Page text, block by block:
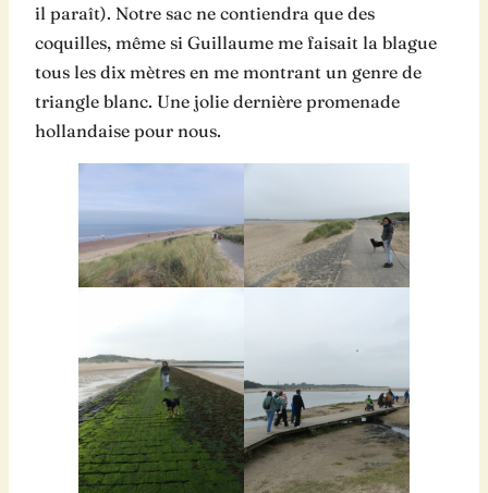
il paraît). Notre sac ne contiendra que des
coquilles, même si Guillaume me faisait la blague
tous les dix mètres en me montrant un genre de
triangle blanc. Une jolie dernière promenade
hollandaise pour nous.